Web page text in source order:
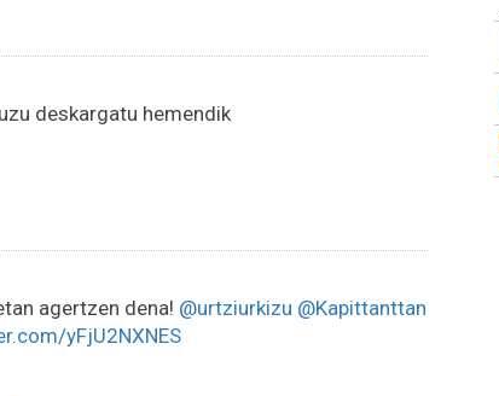
deskargatu hemendik
agertzen dena! @urtziurkizu @Kapittanttan
yFjU2NXNES